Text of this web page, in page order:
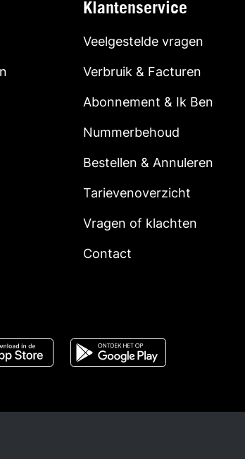
Klantenservice
Veelgestelde vragen
Verbruik & Facturen
Abonnement & Ik Ben
Nummerbehoud
Bestellen & Annuleren
Tarievenoverzicht
Vragen of klachten
Contact